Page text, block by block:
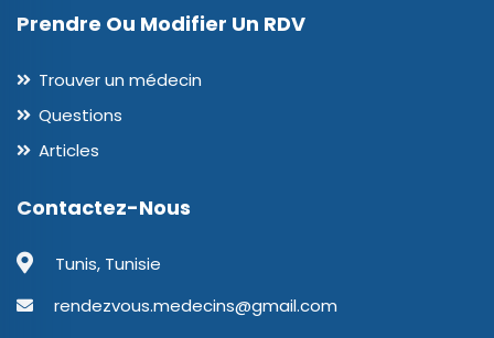
Prendre Ou Modifier Un RDV
Trouver un médecin
Questions
Articles
Contactez-Nous
Tunis, Tunisie
rendezvous.medecins@gmail.com